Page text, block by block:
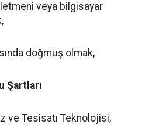
veya bilgisayar
doğmuş olmak,
Şartları
ve Tesisatı Teknolojisi,